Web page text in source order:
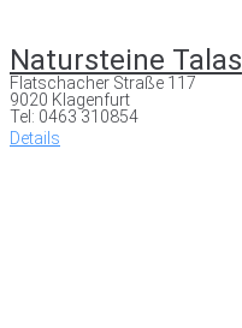
Natursteine Talas
Flatschacher Straße 117
9020 Klagenfurt
Tel: 0463 310854
Details